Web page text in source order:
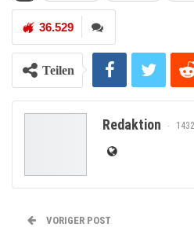
36.529
Teilen
Redaktion
VORIGER POST